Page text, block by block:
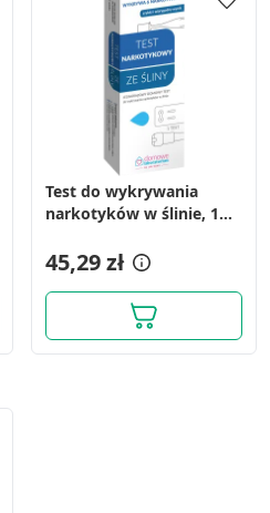
Test do wykrywania
narkotyków w ślinie, 1
45,29 zł